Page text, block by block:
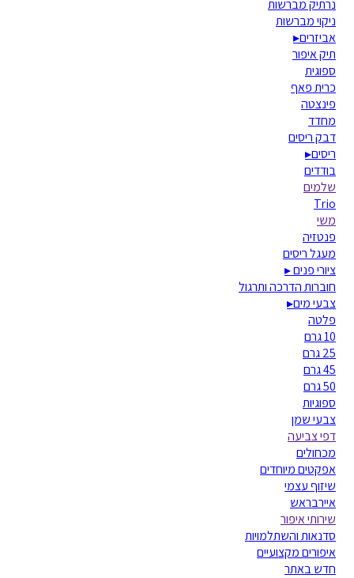
נרתיק מברשות
ניקוי מברשות
אביזרים▸
תיק איפור
ספוגית
כרית פאף
פינצטה
מחדד
דבק ריסים
ריסים▸
בודדים
שלמים
Trio
משי
פנטזיה
מעגל ריסים
ציורי פנים▸
חוברות הדרכה ותרגול
צבעי מים▸
פלטה
10 גרם
25 גרם
45 גרם
50 גרם
ספוגיות
צבעי שמן
דפי צביעה
מכחולים
אפקטים מיוחדים
שיזוף עצמי
איירבראש
שירותי איפור
סדנאות והשתלמויות
איפורים מקצועיים
חדש באתר